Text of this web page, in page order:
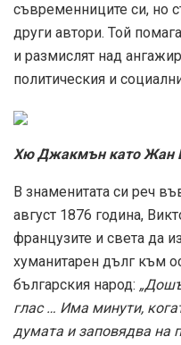
съвременниците си, но
други автори. Той
и размислят над
политическия и
Хю Джакмън като Жан
В знаменитата си реч
август 1876 година,
французите и света да
хуманитарен дълг към
българския народ:
глас … Има минути,
думата и заповядва на